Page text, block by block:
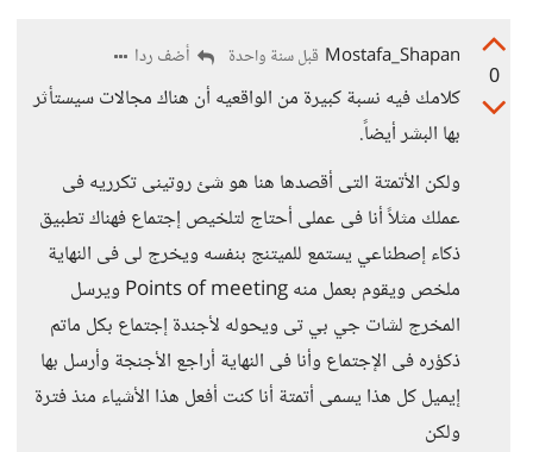
0
Mostafa_Shapan قبل سنة واحدة أضف ردا
كلامك فيه نسبة كبيرة من الواقعيه أن هناك مجالات سيستأثر
بها البشر أيضاً.
ولكن الأتمتة التى أقصدها هنا هو شئ روتينى تكرريه فى
عملك مثلاً أنا فى عملى أحتاج لتلخيص إجتماع فهناك تطبيق
ذكاء إصطناعي يستمع للميتنج بنفسه ويخرج لى فى النهاية
ملخص ويقوم بعمل منه Points of meeting ويرسل
المخرج لشات جي بي تى ويحوله لأجندة إجتماع بكل ماتم
ذكؤره فى الإجتماع وأنا فى النهاية أراجع الأجنجة وأرسل بها
إيميل كل هذا يسمى أتمتة أنا كنت أفعل هذا الأشياء منذ فترة
ولكن